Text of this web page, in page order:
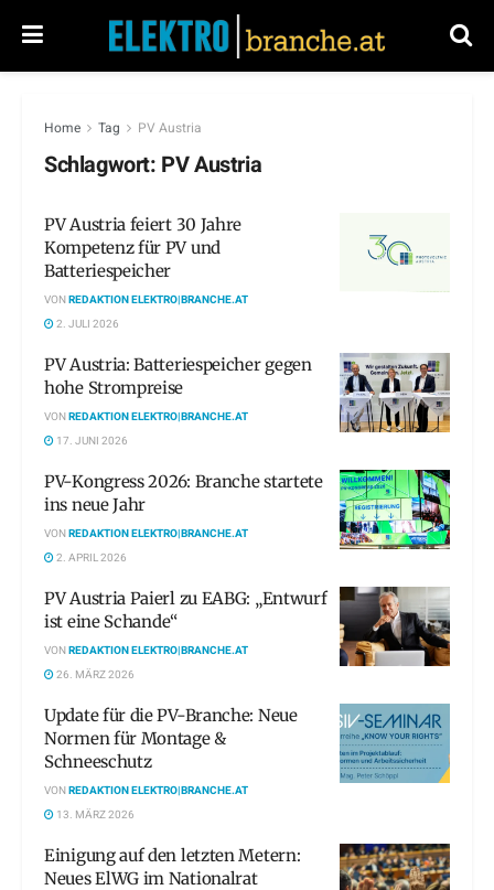
Home Tag PV Austria
Schlagwort: PV Austria
PV Austria feiert 30 Jahre
Kompetenz für PV und
Batteriespeicher
VONREDAKTION ELEKTRO|BRANCHE.AT
2. JULI 2026
PV Austria: Batteriespeicher gegen
hohe Strompreise
VONREDAKTION ELEKTRO|BRANCHE.AT
17. JUNI 2026
PV-Kongress 2026: Branche startete
ins neue Jahr
VONREDAKTION ELEKTRO|BRANCHE.AT
2. APRIL 2026
PV Austria Paierl zu EABG: „Entwurf
ist eine Schande“
VONREDAKTION ELEKTRO|BRANCHE.AT
26. MÄRZ 2026
Update für die PV-Branche: Neue
Normen für Montage &
Schneeschutz
VONREDAKTION ELEKTRO|BRANCHE.AT
13. MÄRZ 2026
Einigung auf den letzten Metern:
Neues ElWG im Nationalrat